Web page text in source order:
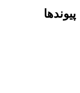
پیوندها